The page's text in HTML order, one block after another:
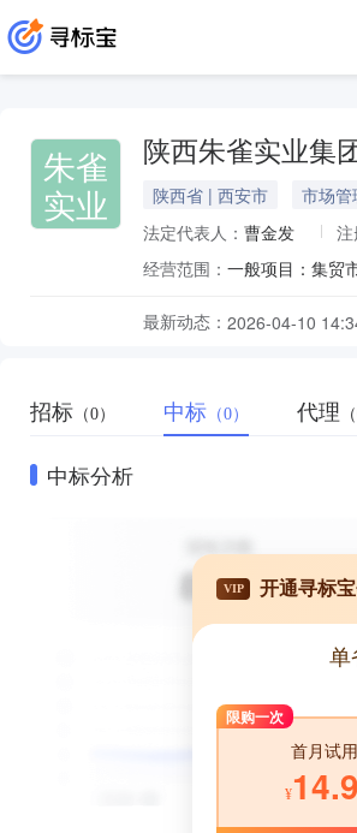
朱雀
实业
陕西朱雀实业集
陕西省 | 西安市 市场管
法定代表人： 曹金发 注
经营范围：
最新动态： 2026-04-10
招标 （0） 中标 （0） 代理
中标分析
VIP 开通寻标
单
限购一次
首月试用
¥14.9